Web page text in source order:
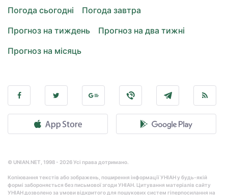
Погода сьогодні
Погода завтра
Прогноз на тиждень
Прогноз на два тижні
Прогноз на місяць
© UNIAN.NET, 1998 - 2026 Усі права дотримано.
Копіювання текстів або зображень, поширення інформації УНІАН у будь-якій
формі забороняється без письмової згоди УНІАН. Цитування матеріалів сайту
УНІАН дозволено за умови відкритого для пошукових систем гіперпосилання на